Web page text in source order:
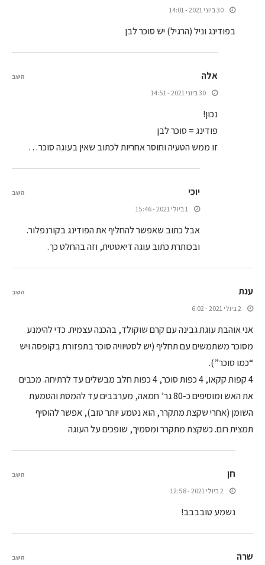
30 ביוני 2021 - 14:01
בפודינג וניל (הרגיל) יש סוכר לבן
אלה
30 ביוני 2021 - 14:51
נכון!
פודינג = סוכר לבן
זו ממש הטעיה וחוסר אחריות לכתוב שאין בעוגה סוכר…
השב
יוכי
1 ביולי 2021 - 15:46
אבל כתוב שאפשר להחליף את הפודינג בקורנפלור.
ובכותרת כתוב עוגה דיאטטית, וזה בהחלט כך.
השב
ענת
2 ביולי 2021 - 6:02
אני אוהבת עוגת גבינה עם קרם שוקולד, בהכנה עצמית. כדי להימנע
מסוכר משתמשים עם תחליף (יש לסטיוויה סוכר בתפזורת בקופסה ויש
“כמו סוכר”).
4 קפות קקאו, 4 כפות סוכר, 4 כפות חלב מבשלים עד לרתיחה. מכבים
את האש ומוסיפים כ-80 גר’ חמאה, מערבבים עד להמסת והטמעת
השומן (אחרי שקצת מתקרר, הוא נטמע יותר טוב), אפשר להוסיף
תמצית רום. כשקצת מתקרר ומסמיך, שופכים על העוגה
השב
חן
2 ביולי 2021 - 12:58
נשמע טובבבב!
השב
שרה השב